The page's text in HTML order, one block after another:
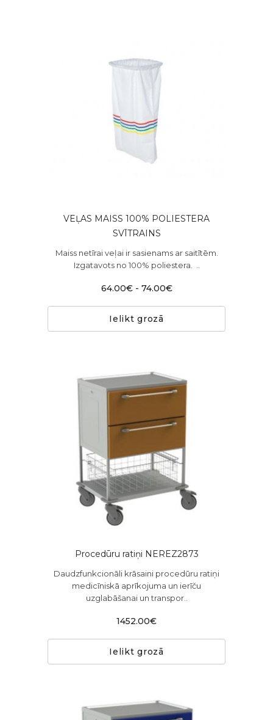
VEĻAS MAISS 100% POLIESTERA
SVĪTRAINS
Maiss netīrai veļai ir sasienams ar saitītēm.
Izgatavots no 100% poliestera. ..
64.00€ - 74.00€
Ielikt grozā
Procedūru ratiņi NEREZ2873
Daudzfunkcionāli krāsaini procedūru ratiņi
medicīniskā aprīkojuma un ierīču
uzglabāšanai un transpor..
1452.00€
Ielikt grozā